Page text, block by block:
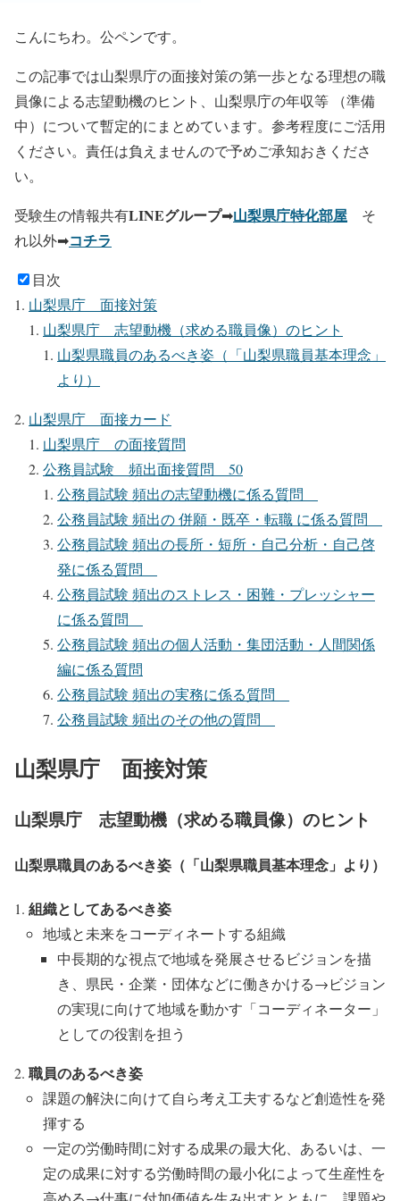
こんにちわ。公ペンです。
この記事では山梨県庁の面接対策の第一歩となる理想の職
員像による志望動機のヒント、山梨県庁の年収等 （準備
中）について暫定的にまとめています。参考程度にご活用
ください。責任は負えませんので予めご承知おきくださ
い。
受験生の情報共有LINEグループ➡山梨県庁特化部屋 そ
れ以外➡コチラ
目次
山梨県庁 面接対策
山梨県庁 志望動機（求める職員像）のヒント
山梨県職員のあるべき姿（「山梨県職員基本理念」
より）
山梨県庁 面接カード
山梨県庁 の面接質問
公務員試験 頻出面接質問 50
公務員試験 頻出の志望動機に係る質問
公務員試験 頻出の 併願・既卒・転職 に係る質問
公務員試験 頻出の長所・短所・自己分析・自己啓
発に係る質問
公務員試験 頻出のストレス・困難・プレッシャー
に係る質問
公務員試験 頻出の個人活動・集団活動・人間関係
編に係る質問
公務員試験 頻出の実務に係る質問
公務員試験 頻出のその他の質問
山梨県庁 面接対策
山梨県庁 志望動機（求める職員像）のヒント
山梨県職員のあるべき姿（「山梨県職員基本理念」より）
組織としてあるべき姿
地域と未来をコーディネートする組織
中長期的な視点で地域を発展させるビジョンを描
き、県民・企業・団体などに働きかける→ビジョン
の実現に向けて地域を動かす「コーディネーター」
としての役割を担う
職員のあるべき姿
課題の解決に向けて自ら考え工夫するなど創造性を発
揮する
一定の労働時間に対する成果の最大化、あるいは、一
定の成果に対する労働時間の最小化によって生産性を